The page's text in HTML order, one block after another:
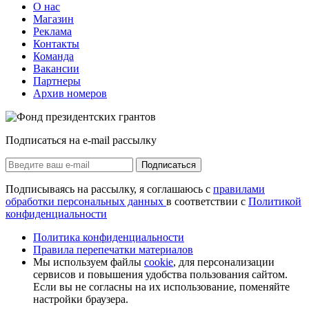
О нас
Магазин
Реклама
Контакты
Команда
Вакансии
Партнеры
Архив номеров
Подписаться на e-mail рассылку
Подписаться
Подписываясь на рассылку, я соглашаюсь с правилами
обработки персональных данных в соответствии с Политикой
конфиденциальности
Политика конфиденциальности
Правила перепечатки материалов
Мы используем файлы cookie, для персонализации
сервисов и повышения удобства пользования сайтом.
Если вы не согласны на их использование, поменяйте
настройки браузера.